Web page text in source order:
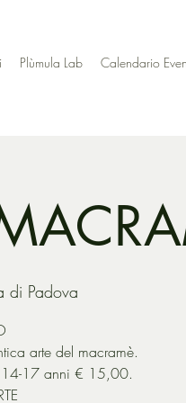
Plùmula Lab Calendario
di Padova
arte del macramè.
17 anni € 15,00.